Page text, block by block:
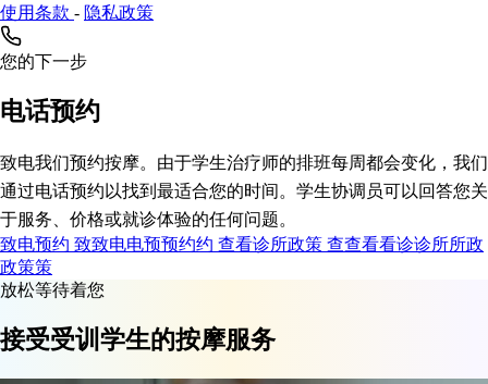
使用条款 - 隐私政策
您的下一步
电话预约
致电我们预约按摩。由于学生治疗师的排班每周都会变化，我们
通过电话预约以找到最适合您的时间。学生协调员可以回答您关
于服务、价格或就诊体验的任何问题。
致电预约 致致电电预预约约 查看诊所政策 查查看看诊诊所所政
政策策
放松等待着您
接受受训学生的按摩服务